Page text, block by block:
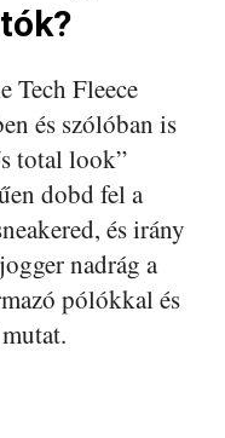
Tech Fleece
és szólóban is
total look”
dobd fel a
és irány
nadrág a
pólókkal és